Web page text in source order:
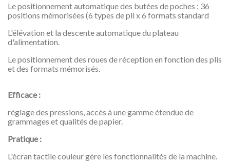
Le positionnement automatique des butées de poches : 36
positions mémorisées (6 types de pli x 6 formats standard
L'élévation et la descente automatique du plateau
d'alimentation.
Le positionnement des roues de réception en fonction des plis
et des formats mémorisés.
Efficace :
réglage des pressions, accès à une gamme étendue de
grammages et qualités de papier.
Pratique :
L'écran tactile couleur gère les fonctionnalités de la machine.